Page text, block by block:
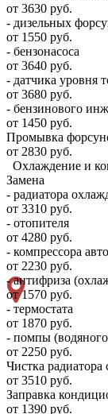
от 3630 руб.
- дизельных
от 1550 руб.
- бензонасоса
от 3640 руб.
- датчика уровня
от 3680 руб.
- бензинового
от 1450 руб.
Промывка
от 2830 руб.
Охлаждение и
Замена
- радиатора
от 3310 руб.
- отопителя
от 4280 руб.
- компрессора
от 2230 руб.
- антифриза
от 1570 руб.
- термостата
от 1870 руб.
- помпы (водяного
от 2250 руб.
Чистка радиатора
от 3510 руб.
Заправка
от 1390 руб.